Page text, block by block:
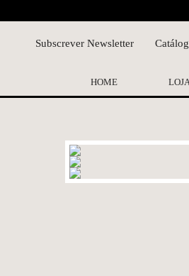
Subscrever Newsletter
HOME